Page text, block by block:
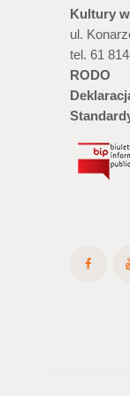
Kultury
ul.
tel. 61
RODO